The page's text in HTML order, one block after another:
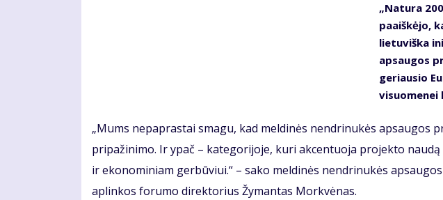
„Natura
paaiškėjo,
lietuviška
apsaugos
geriausio
„Mums nepaprastai smagu, kad meldinės nendrinukės apsaugos
pripažinimo. Ir ypač – kategorijoje, kuri akcentuoja projekto
ir ekonominiam gerbūviui.“ – sako meldinės nendrinukės
aplinkos forumo direktorius Žymantas Morkvėnas.